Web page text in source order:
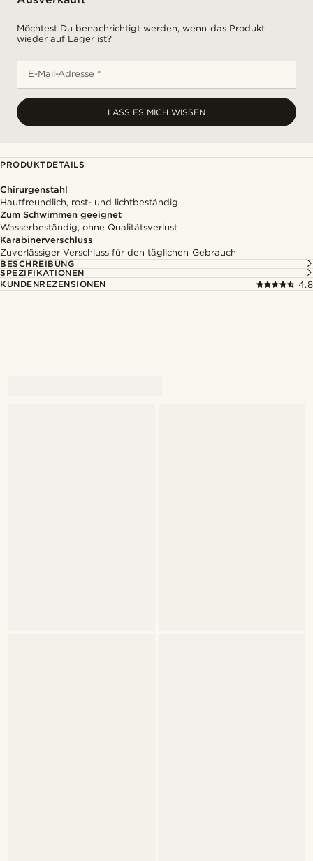
Möchtest Du benachrichtigt werden, wenn das Produkt
wieder auf Lager ist?
E-Mail-Adresse *
LASS ES MICH WISSEN
PRODUKTDETAILS
Chirurgenstahl
Hautfreundlich, rost- und lichtbeständig
Zum Schwimmen geeignet
Wasserbeständig, ohne Qualitätsverlust
Karabinerverschluss
Zuverlässiger Verschluss für den täglichen Gebrauch
BESCHREIBUNG
SPEZIFIKATIONEN
KUNDENREZENSIONEN
4.8